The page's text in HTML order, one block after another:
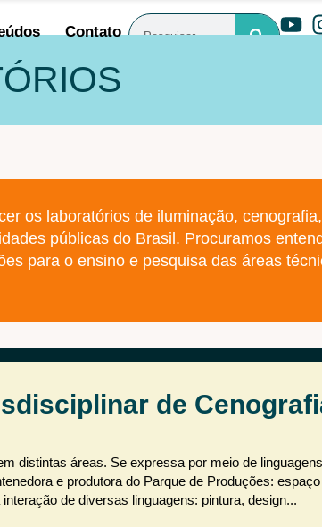
Contato
os laboratórios de iluminação,
públicas do Brasil. Procuramos
para o ensino e pesquisa das áreas
de
distintas áreas. Se expressa por meio de
e produtora do Parque de Produções:
de diversas linguagens: pintura, design...